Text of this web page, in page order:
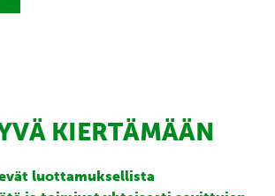
KIERTÄMÄÄN
luottamuksellista